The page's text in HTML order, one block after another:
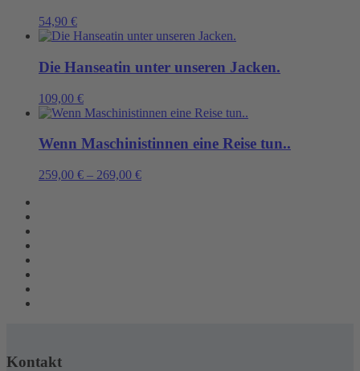
54,90 €
Die Hanseatin unter unseren Jacken.
109,00 €
Wenn Maschinistinnen eine Reise tun..
259,00 € – 269,00 €
Kontakt